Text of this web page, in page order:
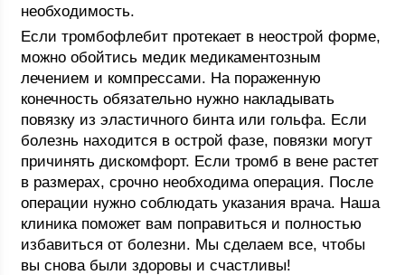
необходимость.
Если тромбофлебит протекает в неострой форме,
можно обойтись медик медикаментозным
лечением и компрессами. На пораженную
конечность обязательно нужно накладывать
повязку из эластичного бинта или гольфа. Если
болезнь находится в острой фазе, повязки могут
причинять дискомфорт. Если тромб в вене растет
в размерах, срочно необходима операция. После
операции нужно соблюдать указания врача. Наша
клиника поможет вам поправиться и полностью
избавиться от болезни. Мы сделаем все, чтобы
вы снова были здоровы и счастливы!